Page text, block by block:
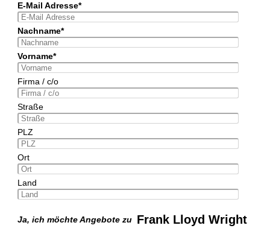
E-Mail Adresse*
Nachname*
Vorname*
Firma / c/o
Straße
PLZ
Ort
Land
Ja, ich möchte Angebote zu Frank Lloyd Wright